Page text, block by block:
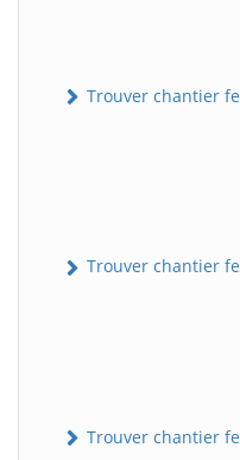
Trouver chantier
Trouver chantier
Trouver chantier